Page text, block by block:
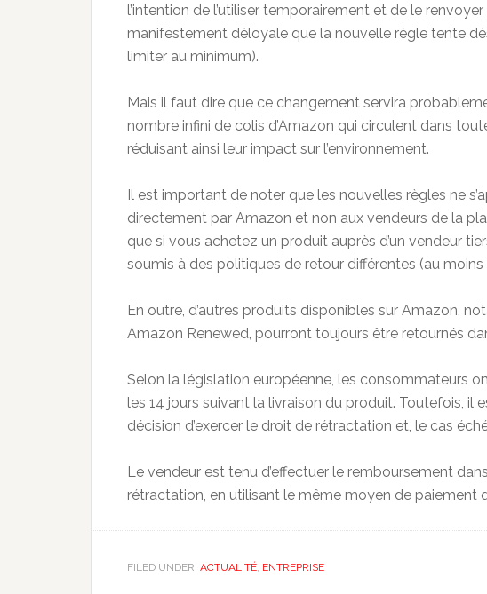
l’intention de l’utiliser temporairement et de le
manifestement déloyale que la nouvelle règle tente
limiter au minimum).
Mais il faut dire que ce changement servira
nombre infini de colis d’Amazon qui circulent dans
réduisant ainsi leur impact sur l’environnement.
Il est important de noter que les nouvelles règles ne
directement par Amazon et non aux vendeurs de la
que si vous achetez un produit auprès d’un vendeur
soumis à des politiques de retour différentes (au
En outre, d’autres produits disponibles sur Amazon,
Amazon Renewed, pourront toujours être retournés
Selon la législation européenne, les consommateurs
les 14 jours suivant la livraison du produit. Toutefois, il
décision d’exercer le droit de rétractation et, le cas
Le vendeur est tenu d’effectuer le remboursement
rétractation, en utilisant le même moyen de paiement
FILED UNDER: ACTUALITÉ ENTREPRISE